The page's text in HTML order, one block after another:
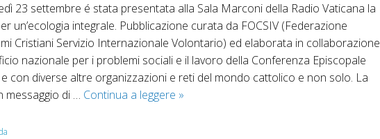
23 settembre é stata presentata alla Sala Marconi della Radio Vaticana la
un’ecologia integrale. Pubblicazione curata da FOCSIV (Federazione
Cristiani Servizio Internazionale Volontario) ed elaborata in collaborazione
nazionale per i problemi sociali e il lavoro della Conferenza Episcopale
con diverse altre organizzazioni e reti del mondo cattolico e non solo. La
messaggio di … Continua a leggere Presentazione
»